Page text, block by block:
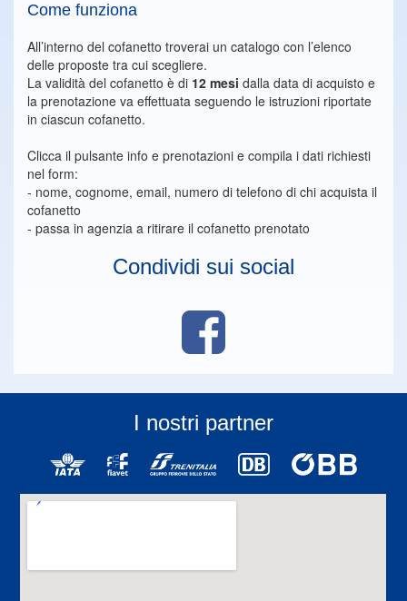
Come funziona
All’interno del cofanetto troverai un catalogo con l’elenco
delle proposte tra cui scegliere.
La validità del cofanetto è di 12 mesi dalla data di acquisto e
la prenotazione va effettuata seguendo le istruzioni riportate
in ciascun cofanetto.
Clicca il pulsante info e prenotazioni e compila i dati richiesti
nel form:
- nome, cognome, email, numero di telefono di chi acquista il
cofanetto
- passa in agenzia a ritirare il cofanetto prenotato
Condividi sui social
I nostri partner